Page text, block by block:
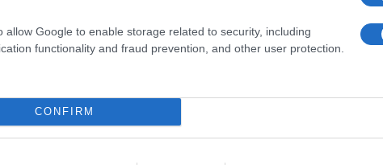
allow Google to enable storage related to security, including
functionality and fraud prevention, and other user protection.
CONFIRM
STORIA DI UN’ODISSEA
Aveva fatto il giro di ben tre ospedali, insieme ai
stata fatta una tac cerebrale che finalmente aveva
avanzata. Era stata quindi ricoverata in terapia
morte.